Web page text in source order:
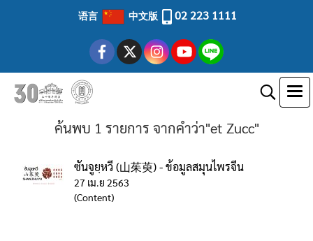
语言 中文版 02 223 1111
ค้นพบ 1 รายการ จากคำว่า"et Zucc"
ซันจูยฺหวี (山茱萸) - ข้อมูลสมุนไพรจีน
27 เม.ย 2563
(Content)